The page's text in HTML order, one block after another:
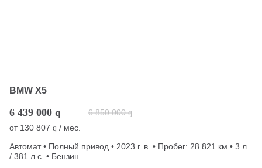
BMW X5
6 439 000 q 6 850 000 q
от 130 807 q / мес.
Автомат • Полный привод • 2023 г. в. • Пробег: 28 821 км • 3 л.
/ 381 л.с. • Бензин